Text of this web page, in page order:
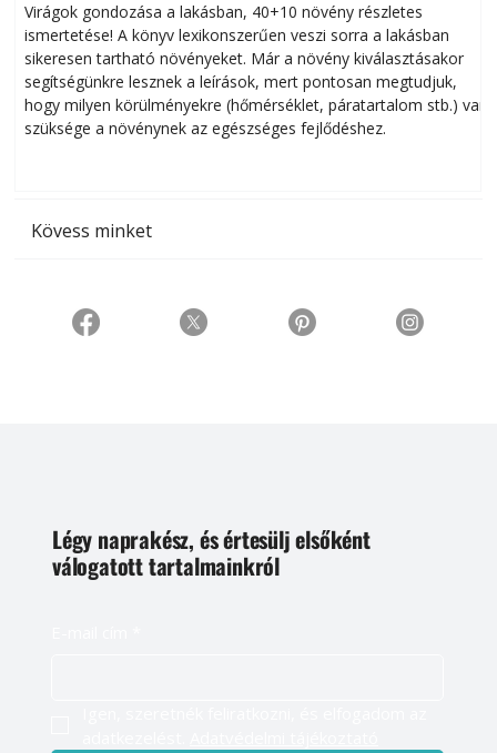
Virágok gondozása a lakásban, 40+10 növény részletes
ismertetése! A könyv lexikonszerűen veszi sorra a lakásban
sikeresen tart­ha­tó növényeket. Már a növény kiválasztásakor
segítségünkre lesznek a leírások, mert pontosan megtudjuk,
hogy milyen körülményekre (hőmérséklet, páratartalom stb.) van
szüksége a növénynek az egészséges fejlődéshez.
Kövess minket
Légy naprakész, és értesülj elsőként
válogatott tartalmainkról